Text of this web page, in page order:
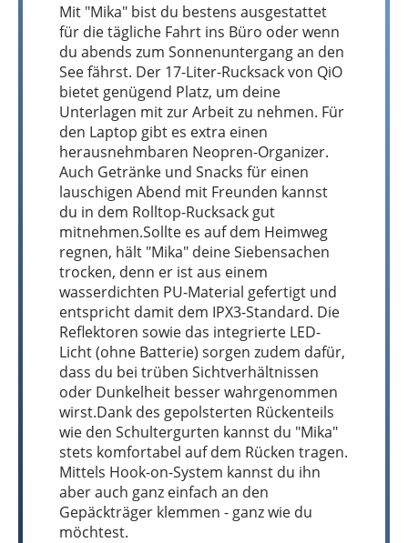
Mit "Mika" bist du bestens ausgestattet
für die tägliche Fahrt ins Büro oder wenn
du abends zum Sonnenuntergang an den
See fährst. Der 17-Liter-Rucksack von QiO
bietet genügend Platz, um deine
Unterlagen mit zur Arbeit zu nehmen. Für
den Laptop gibt es extra einen
herausnehmbaren Neopren-Organizer.
Auch Getränke und Snacks für einen
lauschigen Abend mit Freunden kannst
du in dem Rolltop-Rucksack gut
mitnehmen.Sollte es auf dem Heimweg
regnen, hält "Mika" deine Siebensachen
trocken, denn er ist aus einem
wasserdichten PU-Material gefertigt und
entspricht damit dem IPX3-Standard. Die
Reflektoren sowie das integrierte LED-
Licht (ohne Batterie) sorgen zudem dafür,
dass du bei trüben Sichtverhältnissen
oder Dunkelheit besser wahrgenommen
wirst.Dank des gepolsterten Rückenteils
wie den Schultergurten kannst du "Mika"
stets komfortabel auf dem Rücken tragen.
Mittels Hook-on-System kannst du ihn
aber auch ganz einfach an den
Gepäckträger klemmen - ganz wie du
möchtest.